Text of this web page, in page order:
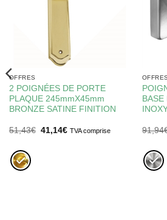
OFFRES
2 POIGNÉES DE PORTE
PLAQUE 245mmX45mm
BRONZE SATINE FINITION
51,43€ Le
41,14€Le
TVA comprise
OFFRES
91,94